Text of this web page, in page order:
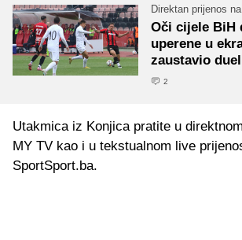
Direktan prijenos
Oči cijele BiH
uperene u
zaustavio
2
Utakmica iz Konjica pratite u
MY TV kao i u tekstualnom live
SportSport.ba.